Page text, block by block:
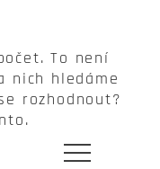
To není
nich hledáme
rozhodnout?